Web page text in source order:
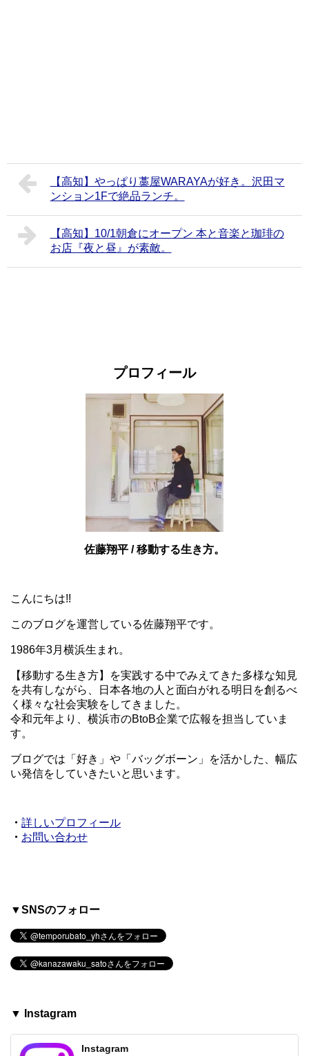
【高知】やっぱり藁屋WARAYAが好き。沢田マ
ンション1Fで絶品ランチ。
【高知】10/1朝倉にオープン 本と音楽と珈琲の
お店『夜と昼』が素敵。
プロフィール
佐藤翔平 / 移動する生き方。
こんにちは!!
このブログを運営している佐藤翔平です。
1986年3月横浜生まれ。
【移動する生き方】を実践する中でみえてきた多様な知見
を共有しながら、日本各地の人と面白がれる明日を創るべ
く様々な社会実験をしてきました。
令和元年より、横浜市のBtoB企業で広報を担当していま
す。
ブログでは「好き」や「バッグボーン」を活かした、幅広
い発信をしていきたいと思います。
・ 詳しいプロフィール
・ お問い合わせ
▼SNSのフォロー
▼ Instagram
Instagram